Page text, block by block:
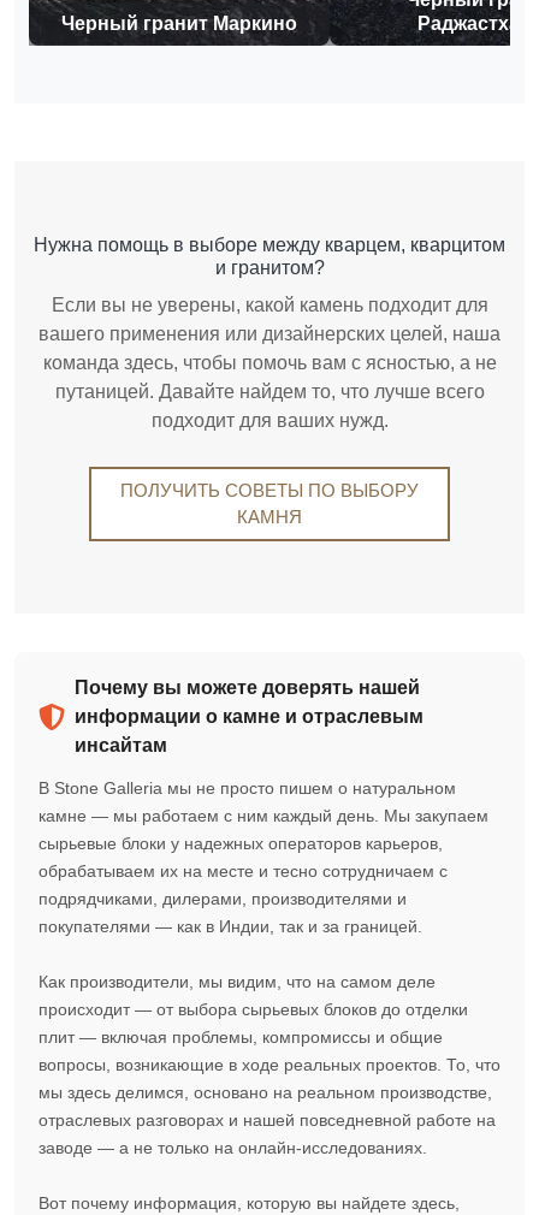
Черный гранит Маркино
Нужна помощь в выборе между кварцем, кварцитом
и гранитом?
Если вы не уверены, какой камень подходит для
вашего применения или дизайнерских целей, наша
команда здесь, чтобы помочь вам с ясностью, а не
путаницей. Давайте найдем то, что лучше всего
подходит для ваших нужд.
ПОЛУЧИТЬ СОВЕТЫ ПО ВЫБОРУ
КАМНЯ
Почему вы можете доверять нашей
информации о камне и отраслевым
инсайтам
В Stone Galleria мы не просто пишем о натуральном
камне — мы работаем с ним каждый день. Мы закупаем
сырьевые блоки у надежных операторов карьеров,
обрабатываем их на месте и тесно сотрудничаем с
подрядчиками, дилерами, производителями и
покупателями — как в Индии, так и за границей.
Как производители, мы видим, что на самом деле
происходит — от выбора сырьевых блоков до отделки
плит — включая проблемы, компромиссы и общие
вопросы, возникающие в ходе реальных проектов. То, что
мы здесь делимся, основано на реальном производстве,
отраслевых разговорах и нашей повседневной работе на
заводе — а не только на онлайн-исследованиях.
Вот почему информация, которую вы найдете здесь,